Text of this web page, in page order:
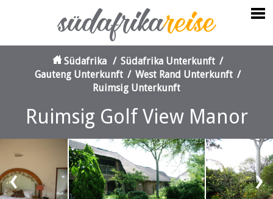
Südafrika / Südafrika Unterkunft /
Gauteng Unterkunft / West Rand Unterkunft /
Ruimsig Unterkunft
Ruimsig Golf View Manor
‹ ›